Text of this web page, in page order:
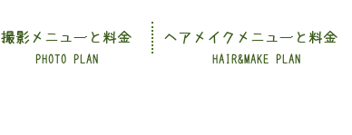
PHOTO PLAN HAIR&MAKE PLAN
撮影メニューと料金 ヘアメイクメニューと料金